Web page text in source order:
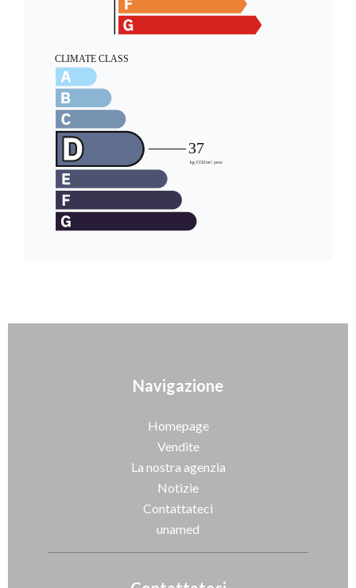
Navigazione
Homepage
Vendite
La nostra agenzia
Notizie
Contattateci
unamed